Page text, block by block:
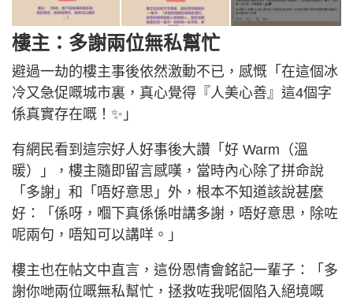
樓主：多謝兩位無私幫忙
避過一劫的樓主事後依然激動不已，感慨「在這個冰
冷又急促嘅城市裏，真心覺得『人美心善』這4個字
係真實存在嘅！✨」
有網民看到這宗好人好事後大讚「好 Warm（溫
暖）」，樓主隨即留言感嘆，當時內心除了拼命說
「多謝」和「唔好意思」外，根本不知道該說甚麼
好：「係呀，嗰下真係係咁講多謝，唔好意思，除咗
呢兩句，唔知可以講咩。」
樓主也在帖文中直言，這份恩情會銘記一輩子：「多
謝你哋兩位嘅無私幫忙，拯救咗我呢個陷入絕境嘅